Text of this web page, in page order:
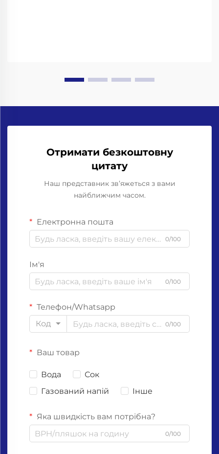
Отримати безкоштовну
цитату
Наш представник зв’яжеться з вами
найближчим часом.
Електронна пошта
0/100
Ім'я
0/100
Телефон/Whatsapp
Код
0/100
Ваш товар
Вода
Сок
Газований напій
Інше
Яка швидкість вам потрібна?
0/100